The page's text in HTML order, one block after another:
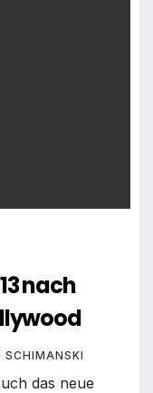
nach
SCHIMANSKI
das neue